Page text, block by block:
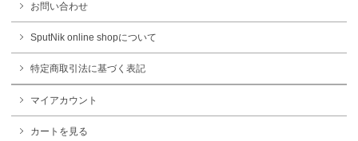
お問い合わせ
SputNik online shopについて
特定商取引法に基づく表記
マイアカウント
カートを見る